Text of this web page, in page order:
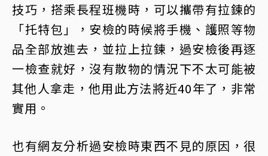
技巧，搭乘長程班機時，可以攜帶有拉鍊的
「托特包」，安檢的時候將手機、護照等物
品全部放進去，並拉上拉鍊，過安檢後再逐
一檢查就好，沒有散物的情況下不太可能被
其他人拿走，他用此方法將近40年了，非常
實用。
也有網友分析過安檢時東西不見的原因，很